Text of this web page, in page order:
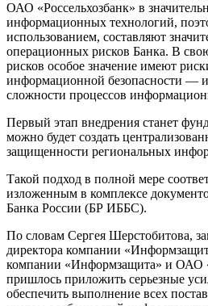
ОАО «Россельхозбанк» в
информационных технологий,
использованием, составляют
операционных рисков Банка. В
рисков особое значение имеют
информационной безопасности —
сложности процессов
Первый этап внедрения станет
можно будет создать
защищенности региональных
Такой подход в полной мере
изложенным в комплексе
Банка России (БР ИББС).
По словам Сергея Шерстобитова,
директора компании
компании «Информзащита» и ОАО
пришлось приложить серьезные
обеспечить выполнение всех